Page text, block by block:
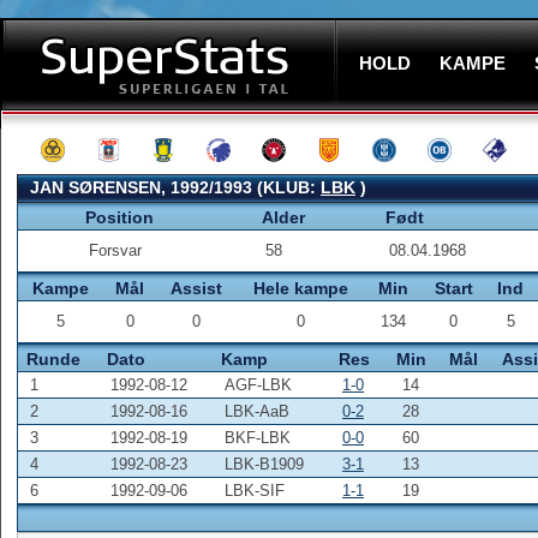
HOLD KAMPE
JAN SØRENSEN, 1992/1993 (KLUB:LBK)
Position
Alder Født
Forsvar 58 08.04.1968
Kampe Mål Assist Hele kampe Min Start Ind
5 0 0 0 134 0 5
Runde Dato Kamp Res Min Mål
1 1992-08-12 AGF-LBK 1-0
14
2
1992-08-16 LBK-AaB 0-2
28
3
1992-08-19 BKF-LBK 0-0
60
4
1992-08-23 LBK-B1909 3-1
13
6
1992-09-06 LBK-SIF 1-1 19